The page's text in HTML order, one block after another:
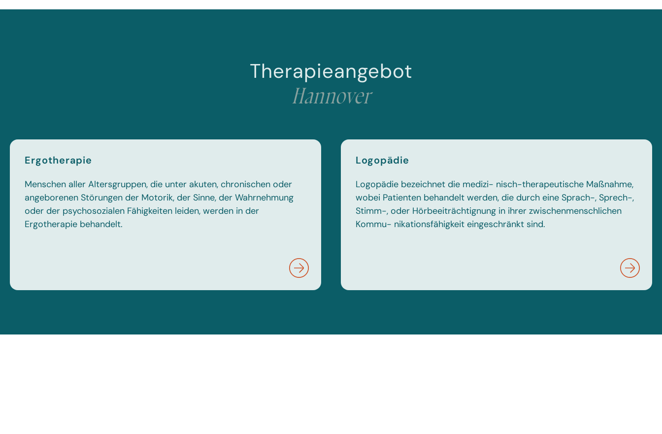
Therapieangebot
Hannover
Ergotherapie
Menschen aller Altersgruppen, die unter akuten, chronischen oder
angeborenen Störungen der Motorik, der Sinne, der Wahrnehmung
oder der psychosozialen Fähigkeiten leiden, werden in der
Ergotherapie behandelt.
Logopädie
Logopädie bezeichnet die medizi- nisch-therapeutische Maßnahme,
wobei Patienten behandelt werden, die durch eine Sprach-, Sprech-,
Stimm-, oder Hörbeeiträchtignung in ihrer zwischenmenschlichen
Kommu- nikationsfähigkeit eingeschränkt sind.